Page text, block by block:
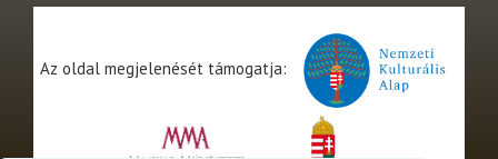
Az oldal megjelenését támogatja: